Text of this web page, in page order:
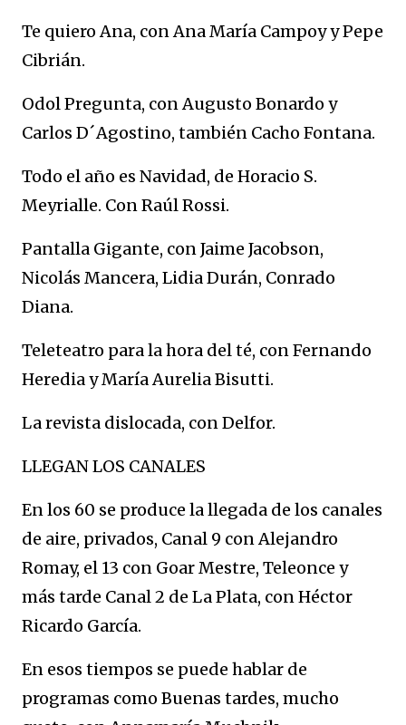
Te quiero Ana, con Ana María Campoy y Pepe
Cibrián.
Odol Pregunta, con Augusto Bonardo y
Carlos D´Agostino, también Cacho Fontana.
Todo el año es Navidad, de Horacio S.
Meyrialle. Con Raúl Rossi.
Pantalla Gigante, con Jaime Jacobson,
Nicolás Mancera, Lidia Durán, Conrado
Diana.
Teleteatro para la hora del té, con Fernando
Heredia y María Aurelia Bisutti.
La revista dislocada, con Delfor.
LLEGAN LOS CANALES
En los 60 se produce la llegada de los canales
de aire, privados, Canal 9 con Alejandro
Romay, el 13 con Goar Mestre, Teleonce y
más tarde Canal 2 de La Plata, con Héctor
Ricardo García.
En esos tiempos se puede hablar de
programas como Buenas tardes, mucho